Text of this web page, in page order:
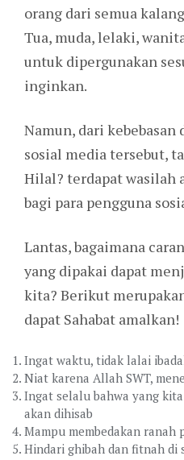
orang dari semua
Tua, muda, lelaki,
untuk dipergunakan
inginkan.
Namun, dari
sosial media tersebut,
Hilal? terdapat wasilah
bagi para pengguna
Lantas, bagaimana
yang dipakai dapat
kita? Berikut
dapat Sahabat amalkan!
Ingat waktu, tidak lalai
Niat karena Allah SWT,
Ingat selalu bahwa yang
akan dihisab
Mampu membedakan
Hindari ghibah dan fitnah di